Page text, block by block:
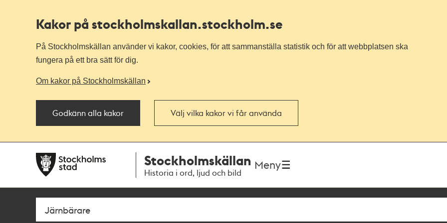
Kakor på stockholmskallan.stockholm.se
På Stockholmskällan använder vi kakor, cookies, för att sammanställa statistik och för att webbplatsen ska
fungera på ett bra sätt för dig.
Om kakor på Stockholmskällan
Godkänn alla kakor Välj vilka kakor vi får använda
navigationen
huvudinnehållet
Stockholmskällan
Historia i ord, ljud och bild
Meny
Sök